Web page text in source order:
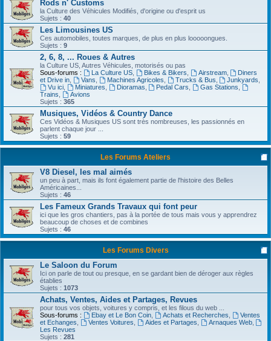
Rods n' Customs
la Culture des Véhicules Modifiés, d'origine ou d'esprit us
Sujets : 40
Les Limousines US
Ces automobiles, toutes marques, de plus en plus looooongues.
Sujets : 9
2, 6, 8, ... Roues & Autres
la Culture US, Autres Véhicules, motorisés ou pas
Sous-forums :
La Culture US, Bikes & Bikers Airstream,
Diners
et Drive in
Vans Machines Agricoles Trucks & Bus Junkyards
Vu ici, Miniatures Dioramas Pedal Cars Gas Stations
Trains
Avions
Sujets : 365
Musiques, Vidéos & Country Dance
Ces Vidéos & Musiques US sont très nombreuses, les passionnés en
parlent chaque jour ...
Sujets : 59
Les Forums Ateliers
V8 Diesel, les mal aimés
un peu à part, mais ils font également partie de l'histoire des Belles
Américaines...
Sujets : 46
Les Fameux Grands Travaux qui font peur
ici que les gros chantiers, pas à la portée de tous mais vous y apprendrez
beaucoup de choses et de combines
Sujets : 46
Les Forums Divers
Le Saloon du Forum
Ici on parle de tout ou presque, en se gardant bien de déroger aux règles
établies
Sujets : 1073
Achats, Ventes, Aides et Partages, Revues
pour tous vos objets, voitures y compris, et les filous du web ...
Sous-forums :
Ebay et Le Bon Coin, Achats et Recherches
Ventes
et Echanges
Ventes Voitures Aides et Partages Arnaques Web,
Les Revues
Sujets : 281